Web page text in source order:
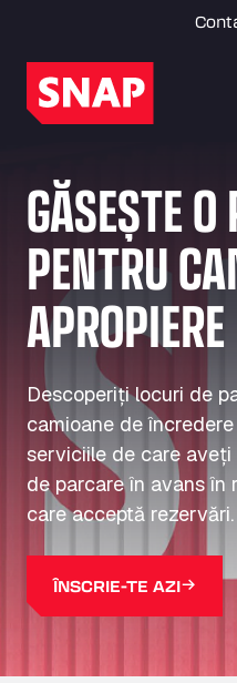
GĂSEȘTE
PENTRU
APROPIERE
Descoperiți locuri de
camioane de
serviciile de care
de parcare în avans
care acceptă rezervări.
ÎNSCRIE-TE AZI